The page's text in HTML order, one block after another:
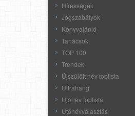
Hírességek
Jogszabályok
Könyvajánló
Tanácsok
TOP 100
Trendek
Újszülött név toplista
Ultrahang
Utónév toplista
Utónévválasztás